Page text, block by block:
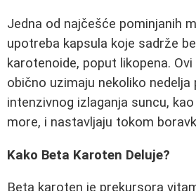
Jedna od najčešće pominjanih
upotreba kapsula koje sadrže
karotenoide, poput likopena.
obično uzimaju nekoliko nedelja
intenzivnog izlaganja suncu,
more, i nastavljaju tokom
Kako Beta Karoten Deluje?
Beta karoten je prekursora